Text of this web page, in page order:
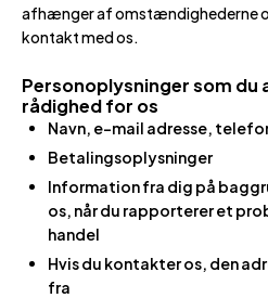
afhænger af omstændighederne
kontakt med os.
Personoplysninger som
rådighed for os
Navn, e-mail adresse,
Betalingsoplysninger
Information fra dig på
os, når du rapporterer et
handel
Hvis du kontakter os, den
fra